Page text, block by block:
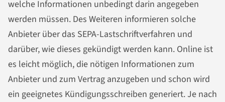
welche Informationen unbedingt darin angegeben
werden müssen. Des Weiteren informieren solche
Anbieter über das SEPA-Lastschriftverfahren und
darüber, wie dieses gekündigt werden kann. Online ist
es leicht möglich, die nötigen Informationen zum
Anbieter und zum Vertrag anzugeben und schon wird
ein geeignetes Kündigungsschreiben generiert. Je nach